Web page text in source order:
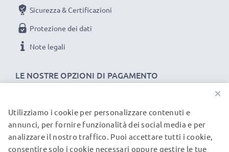
Corrente di carica: 1A
Lunghezza Cavo: 1m
prezzo!
★3 anni di garanzia★
subtel significa qualità certificata, per questo diamo 3
anni di garanzia
LE NOSTRE OPZIONI DI PAGAMENTO
Sicurezza & Certificazioni
Protezione dei dati
Note legali
I NOSTRI PARTNER DI SPEDIZIONE
×
Utilizziamo i cookie per personalizzare contenuti e
annunci, per fornire funzionalità dei social media e per
analizzare il nostro traffico. Puoi accettare tutti i cookie,
consentire solo i cookie necessari oppure gestire le tue